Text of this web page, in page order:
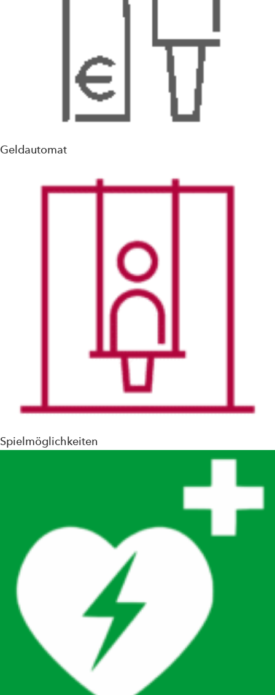
Geldautomat
Spielmöglichkeiten